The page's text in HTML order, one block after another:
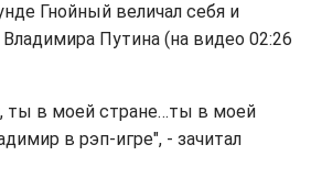
Гнойный величал себя и
Путина (на видео 02:26
ты в моей стране…ты в моей
в рэп-игре", - зачитал